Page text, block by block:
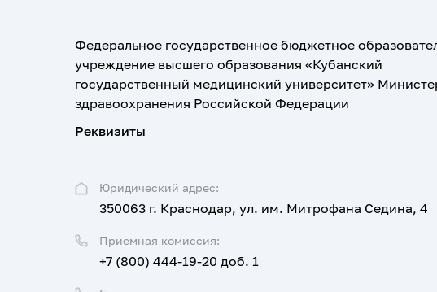
Федеральное государственное бюджетное
учреждение высшего образования «Кубанский
государственный медицинский университет»
здравоохранения Российской Федерации
Реквизиты
Юридический адрес:
350063 г. Краснодар, ул. им. Митрофана Седина, 4
Приемная комиссия:
+7 (800) 444-19-20 доб. 1